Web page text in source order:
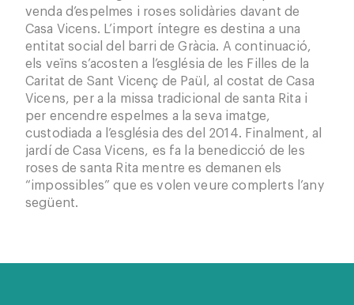
venda d’espelmes i roses solidàries davant de
Casa Vicens. L’import íntegre es destina a una
entitat social del barri de Gràcia. A continuació,
els veïns s’acosten a l’església de les Filles de la
Caritat de Sant Vicenç de Paül, al costat de Casa
Vicens, per a la missa tradicional de santa Rita i
per encendre espelmes a la seva imatge,
custodiada a l’església des del 2014. Finalment, al
jardí de Casa Vicens, es fa la benedicció de les
roses de santa Rita mentre es demanen els
“impossibles” que es volen veure complerts l’any
següent.